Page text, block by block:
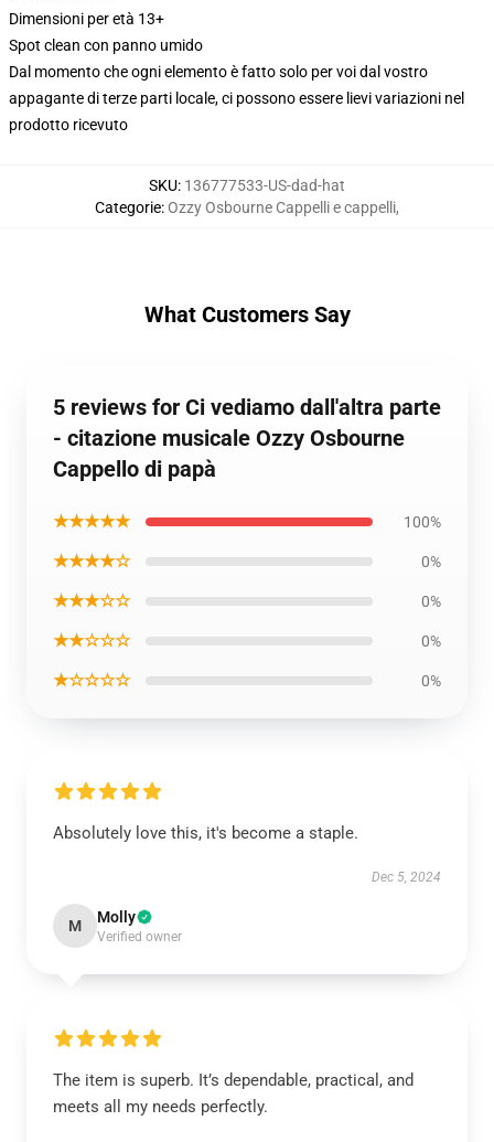
Dimensioni per età 13+
Spot clean con panno umido
Dal momento che ogni elemento è fatto solo per voi dal vostro
appagante di terze parti locale, ci possono essere lievi variazioni nel
prodotto ricevuto
SKU: 136777533-US-dad-hat
Categorie:Ozzy Osbourne Cappelli e cappelli,
What Customers Say
5 reviews for Ci vediamo dall'altra parte
- citazione musicale Ozzy Osbourne
Cappello di papà
★★★★★ 100%
★★★★☆ 0%
★★★☆☆ 0%
★★☆☆☆ 0%
★☆☆☆☆ 0%
Absolutely love this, it's become a staple.
Dec 5, 2024
M Molly
Verified owner
The item is superb. It’s dependable, practical, and
meets all my needs perfectly.